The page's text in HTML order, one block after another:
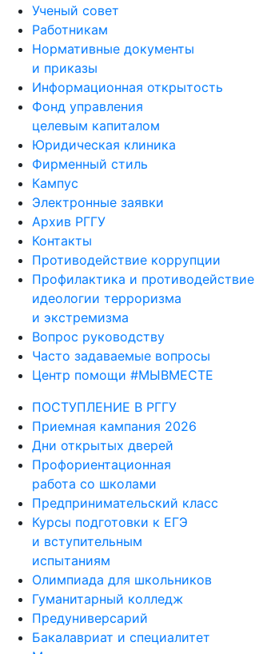
Ученый совет
Работникам
Нормативные документы
и приказы
Информационная открытость
Фонд управления
целевым капиталом
Юридическая клиника
Фирменный стиль
Кампус
Электронные заявки
Архив РГГУ
Контакты
Противодействие коррупции
Профилактика и противодействие
идеологии терроризма
и экстремизма
Вопрос руководству
Часто задаваемые вопросы
Центр помощи #МЫВМЕСТЕ
ПОСТУПЛЕНИЕ В РГГУ
Приемная кампания 2026
Дни открытых дверей
Профориентационная
работа со школами
Предпринимательский класс
Курсы подготовки к ЕГЭ
и вступительным
испытаниям
Олимпиада для школьников
Гуманитарный колледж
Предуниверсарий
Бакалавриат и специалитет